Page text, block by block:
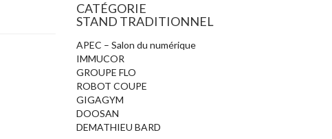
CATÉGORIE
STAND TRADITIONNEL
APEC – Salon du numérique
IMMUCOR
GROUPE FLO
ROBOT COUPE
GIGAGYM
DOOSAN
DEMATHIEU BARD